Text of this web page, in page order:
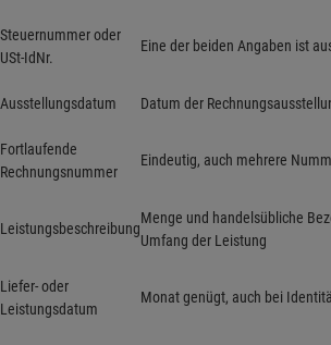
Steuernummer oder
USt-IdNr.
Eine der beiden Angaben ist
Ausstellungsdatum Datum der
Fortlaufende
Rechnungsnummer
Eindeutig, auch mehrere
Leistungsbeschreibung
Menge und handelsübliche
Umfang der Leistung
Liefer- oder
Leistungsdatum
Monat genügt, auch bei